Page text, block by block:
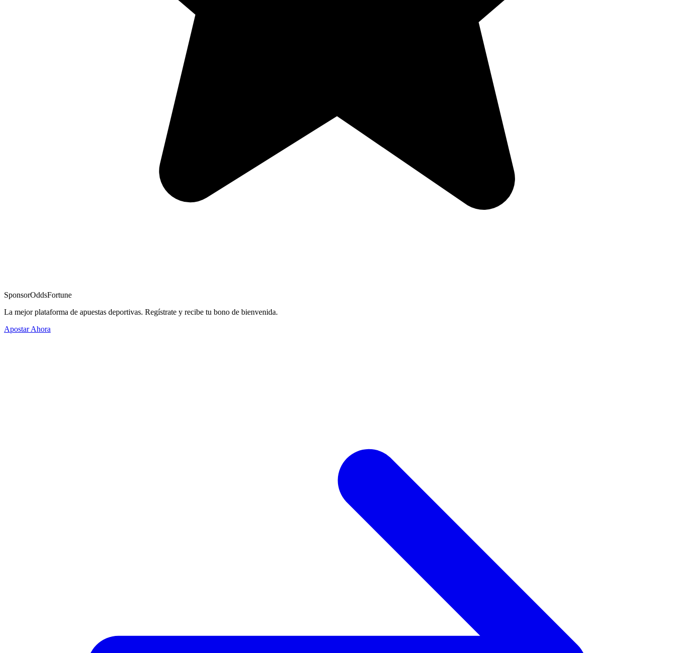
SponsorOddsFortune
La mejor plataforma de apuestas deportivas. Regístrate y recibe tu bono de bienvenida.
Apostar Ahora